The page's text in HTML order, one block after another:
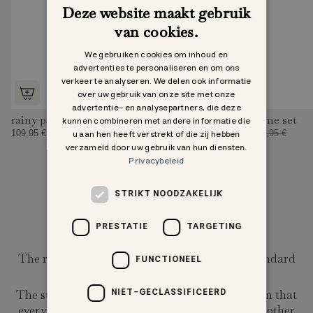
rainy palme set fleece lined
109,95 €
rainy palme set
66,47 € 94,95 €
Stay safe with me
The rainy palme rainwear is certified with Standard
100 OEKO-TEX ©
The standard 100 label means you can be certain that
Deze website maakt gebruik
van cookies.
We gebruiken cookies om inhoud en
advertenties te personaliseren en om ons
verkeer te analyseren. We delen ook informatie
over uw gebruik van onze site met onze
advertentie- en analysepartners, die deze
kunnen combineren met andere informatie die
u aan hen heeft verstrekt of die zij hebben
verzameld door uw gebruik van hun diensten.
Privacybeleid
STRIKT NOODZAKELIJK
PRESTATIE TARGETING
FUNCTIONEEL
NIET-GECLASSIFICEERD